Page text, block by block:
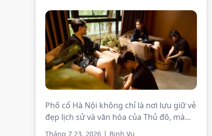
Phố cổ Hà Nội không chỉ là nơi lưu giữ vẻ
đẹp lịch sử và văn hóa của Thủ đô, mà
còn là điểm đến lý tưởng cho những ai
Tháng 7 23, 2026 | Binh Vu